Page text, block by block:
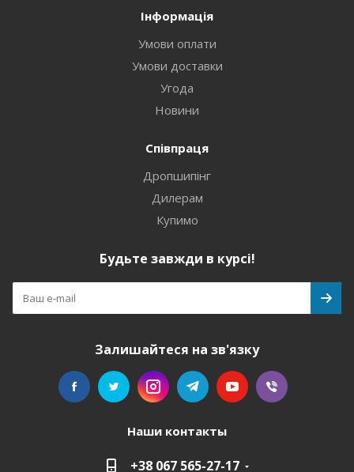
Інформація
Умови оплати
Умови доставки
Угода
Новини
Співпраця
Дропшипінг
Дилерам
Купимо
Будьте завжди в курсі!
Залишайтеся на зв'язку
Наши контакты
+38 067 565-27-17